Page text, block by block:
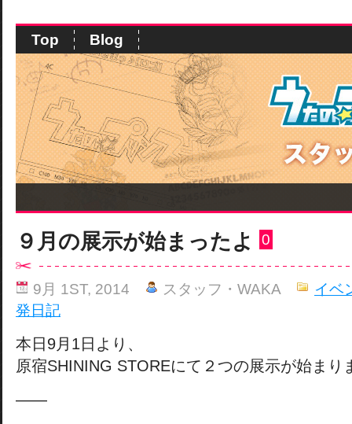
Top Blog
９月の展示が始まったよ 0
9月 1ST, 2014 スタッフ・WAKA
イベ
発日記
本日9月1日より、
原宿SHINING STOREにて２つの展示が始まり
——